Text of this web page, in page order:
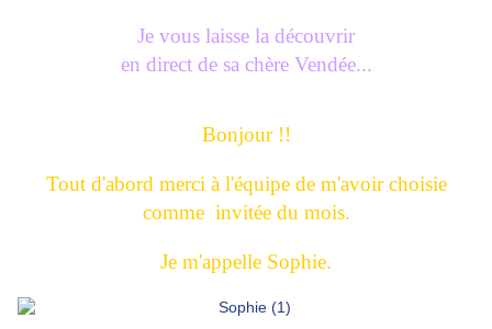
Je vous laisse la découvrir
en direct de sa chère Vendée...
Bonjour !!
Tout d'abord merci à l'équipe de m'avoir choisie
comme invitée du mois.
Je m'appelle Sophie.